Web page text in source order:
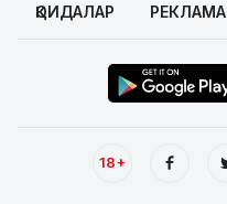
ҚОИДАЛАР РЕКЛАМА
18+